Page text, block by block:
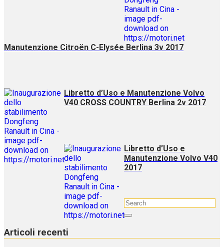
Manutenzione Citroën C-Elysée Berlina 3v 2017
Libretto d’Uso e Manutenzione Volvo
V40 CROSS COUNTRY Berlina 2v 2017
Libretto d’Uso e
Manutenzione Volvo V40
2017
Articoli recenti